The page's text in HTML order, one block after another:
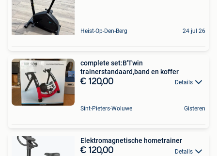
Heist-Op-Den-Berg 24 jul 26
complete set:B'Twin
trainerstandaard,band en koffer
€ 120,00 Details
Sint-Pieters-Woluwe Gisteren
Elektromagnetische hometrainer
€ 120,00 Details